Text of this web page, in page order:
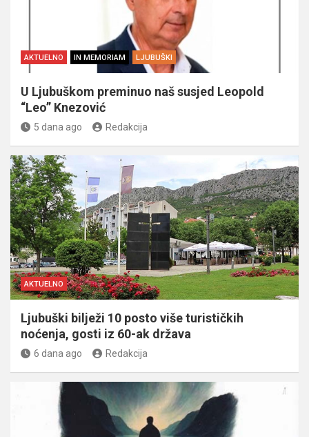
AKTUELNO IN MEMORIAM LJUBUŠKI
U Ljubuškom preminuo naš susjed Leopold
“Leo” Knezović
5 dana ago Redakcija
AKTUELNO
Ljubuški bilježi 10 posto više turističkih
noćenja, gosti iz 60-ak država
6 dana ago Redakcija